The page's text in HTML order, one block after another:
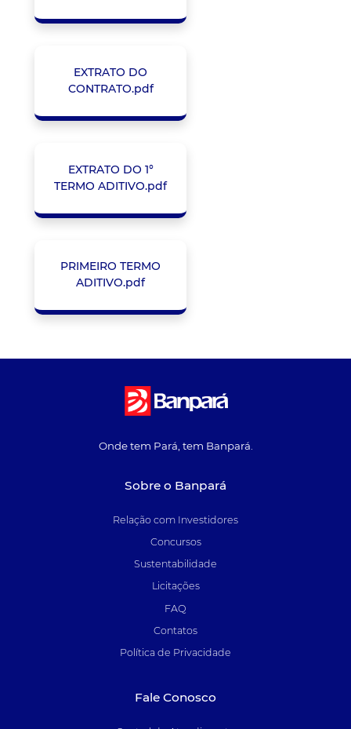
EXTRATO DO
CONTRATO.pdf
EXTRATO DO 1°
TERMO ADITIVO.pdf
PRIMEIRO TERMO
ADITIVO.pdf
Onde tem Pará, tem Banpará.
Sobre o Banpará
Relação com Investidores
Concursos
Sustentabilidade
Licitações
FAQ
Contatos
Política de Privacidade
Fale Conosco